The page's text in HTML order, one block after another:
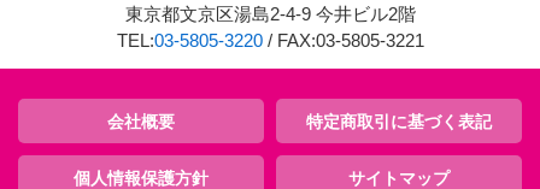
東京都文京区湯島2-4-9 今井ビル2階
TEL:03-5805-3220/ FAX:03-5805-3221
会社概要 特定商取引に基づく表記
個人情報保護方針 サイトマップ